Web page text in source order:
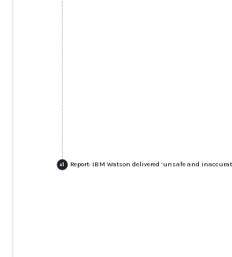
+1 Report: IBM Watson delivered ‘unsafe and